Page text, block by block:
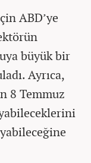
ABD’ye
büyük bir
Ayrıca,
8 Temmuz